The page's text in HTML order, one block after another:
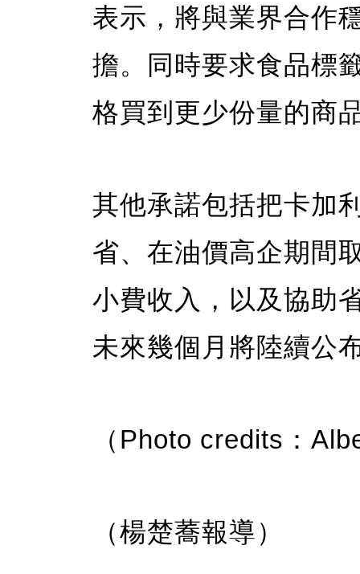
表示，將與業界合作
擔。同時要求食品標
格買到更少份量的商
其他承諾包括把卡加
省、在油價高企期間
小費收入，以及協助
未來幾個月將陸續公
（Photo credits：
（楊楚蕎報導）